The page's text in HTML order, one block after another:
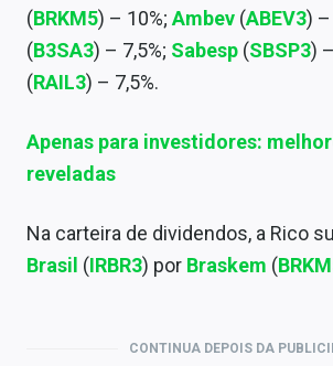
Expediente
Contato
(BRKM5) – 10%;Ambev (ABEV3) –
(B3SA3) – 7,5%; Sabesp (SBSP3)
(RAIL3) – 7,5%.
Apenas para investidores:
reveladas
Na carteira de dividendos, a Rico
Brasil (IRBR3) por Braskem (
CONTINUA DEPOIS DA